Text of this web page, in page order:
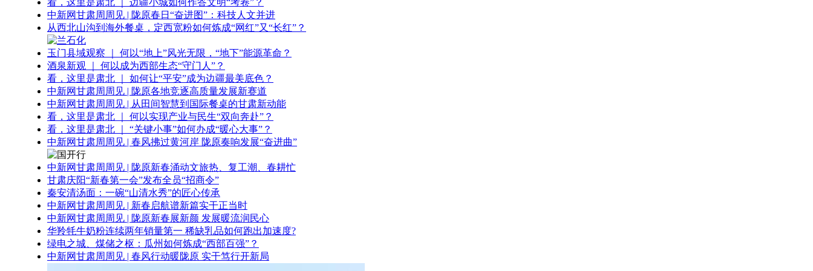
看，这里是肃北 ｜ 边疆小城如何作答文明“考卷”？
中新网甘肃周周见 | 陇原春日“奋进图”：科技人文并进
从西北山沟到海外餐桌，定西宽粉如何炼成“网红”又“长红”？
玉门县域观察 ｜ 何以“地上”风光无限，“地下”能源革命？
酒泉新观 ｜ 何以成为西部生态“守门人”？
看，这里是肃北 ｜ 如何让“平安”成为边疆最美底色？
中新网甘肃周周见 | 陇原各地竞逐高质量发展新赛道
中新网甘肃周周见 | 从田间智慧到国际餐桌的甘肃新动能
看，这里是肃北 ｜ 何以实现产业与民生“双向奔赴”？
看，这里是肃北 ｜ “关键小事”如何办成“暖心大事”？
中新网甘肃周周见 | 春风拂过黄河岸 陇原奏响发展“奋进曲”
中新网甘肃周周见 | 陇原新春涌动文旅热、复工潮、春耕忙
甘肃庆阳“新春第一会”发布全员“招商令”
秦安清汤面：一碗“山清水秀”的匠心传承
中新网甘肃周周见 | 新春启航谱新篇实干正当时
中新网甘肃周周见 | 陇原新春展新颜 发展暖流润民心
华羚牦牛奶粉连续两年销量第一 稀缺乳品如何跑出加速度?
绿电之城、煤储之枢：瓜州如何炼成“西部百强”？
中新网甘肃周周见 | 春风行动暖陇原 实干笃行开新局